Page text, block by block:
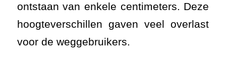
ontstaan van enkele centimeters. Deze
hoogteverschillen gaven veel overlast
voor de weggebruikers.